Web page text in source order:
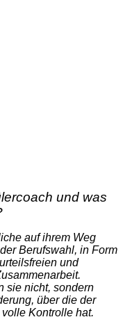
und was
auf ihrem Weg
Berufswahl, in Form
und
sie nicht, sondern
über die der
Kontrolle hat.